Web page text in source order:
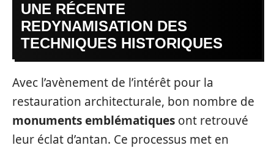
UNE RÉCENTE
REDYNAMISATION DES
TECHNIQUES HISTORIQUES
Avec l’avènement de l’intérêt pour la
restauration architecturale, bon nombre de
monuments emblématiques ont retrouvé
leur éclat d’antan. Ce processus met en